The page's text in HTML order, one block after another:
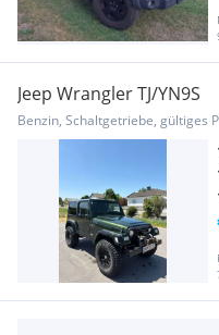
Jeep Wrangler TJ/YN9S
Benzin, Schaltgetriebe, gültiges